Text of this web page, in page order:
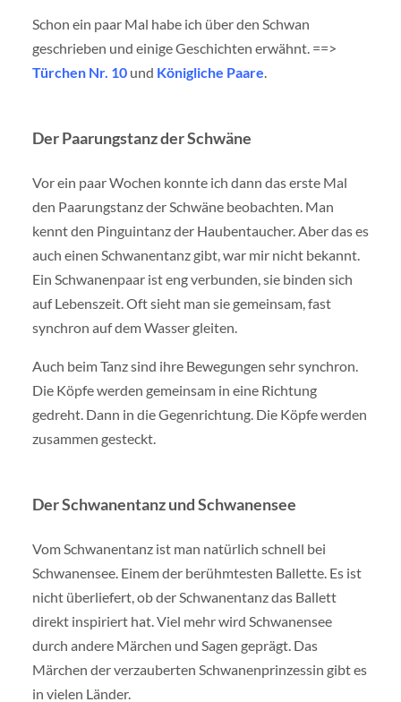
Schon ein paar Mal habe ich über den Schwan
geschrieben und einige Geschichten erwähnt. ==>
Türchen Nr. 10und Königliche Paare.
Der Paarungstanz der Schwäne
Vor ein paar Wochen konnte ich dann das erste Mal
den Paarungstanz der Schwäne beobachten. Man
kennt den Pinguintanz der Haubentaucher. Aber das es
auch einen Schwanentanz gibt, war mir nicht bekannt.
Ein Schwanenpaar ist eng verbunden, sie binden sich
auf Lebenszeit. Oft sieht man sie gemeinsam, fast
synchron auf dem Wasser gleiten.
Auch beim Tanz sind ihre Bewegungen sehr synchron.
Die Köpfe werden gemeinsam in eine Richtung
gedreht. Dann in die Gegenrichtung. Die Köpfe werden
zusammen gesteckt.
Der Schwanentanz und Schwanensee
Vom Schwanentanz ist man natürlich schnell bei
Schwanensee. Einem der berühmtesten Ballette. Es ist
nicht überliefert, ob der Schwanentanz das Ballett
direkt inspiriert hat. Viel mehr wird Schwanensee
durch andere Märchen und Sagen geprägt. Das
Märchen der verzauberten Schwanenprinzessin gibt es
in vielen Länder.